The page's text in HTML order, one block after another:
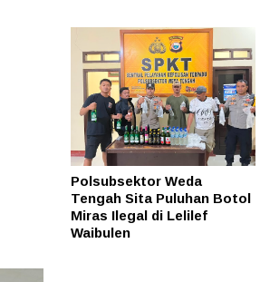
Polsubsektor Weda
Tengah Sita Puluhan Botol
Miras Ilegal di Lelilef
Waibulen